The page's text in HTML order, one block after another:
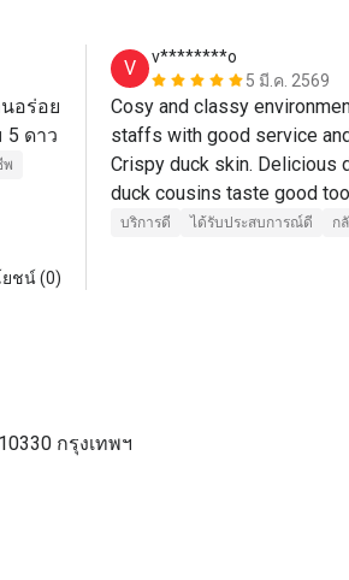
อร่อย
พ
ชน์ (0)
V
v********o
5 มี.ค. 2569
Cosy and classy
staffs with good service
Crispy duck skin. Delicious
duck cousins taste good
recommend to my friends
บริการดี ได้รับประสบการณ์ดี ก
กรุงเทพฯ